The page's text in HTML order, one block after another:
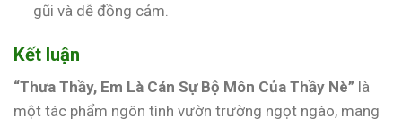
gũi và dễ đồng cảm.
Kết luận
“Thưa Thầy, Em Là Cán Sự Bộ Môn Của Thầy Nè” là
một tác phẩm ngôn tình vườn trường ngọt ngào, mang